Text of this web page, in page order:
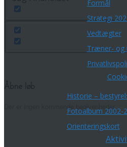
Formål
Strategi
Vedtægter
Træner- og
Historie –
Fotoalbum 2002-
Orienteringskort
Der er ingen kommende begivenheder.